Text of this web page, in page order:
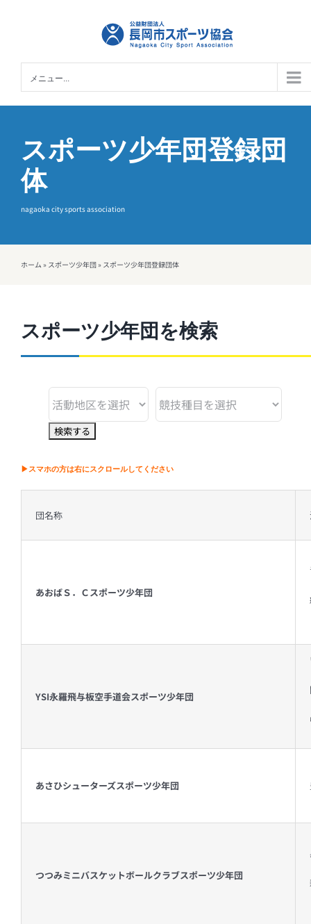
メニュー...
スポーツ少年団登録団
体
nagaoka city sports association
ホーム » スポーツ少年団» スポーツ少年団登録団体
スポーツ少年団を検索
▶スマホの方は右にスクロールしてください
団名称
あおばＳ．Ｃスポーツ少年団
YSI永羅飛与板空手道会スポーツ少年団
あさひシューターズスポーツ少年団
つつみミニバスケットボールクラブスポーツ少年団